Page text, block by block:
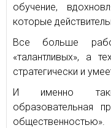
обучение,
которые
Все больше
«талантливых», а
стратегически и
И именно
образовательная
общественностью».